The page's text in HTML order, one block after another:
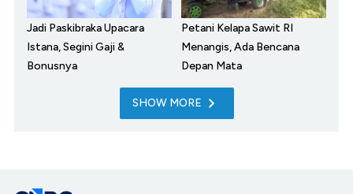
Jadi Paskibraka Upacara
Istana, Segini Gaji &
Bonusnya
Petani Kelapa Sawit RI
Menangis, Ada Bencana
Depan Mata
SHOW MORE